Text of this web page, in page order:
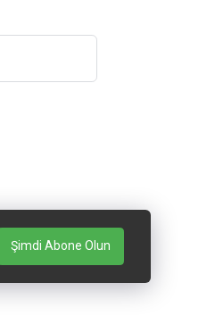
Şimdi Abone Olun